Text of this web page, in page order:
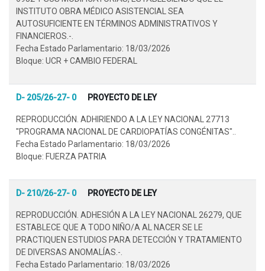
INSTITUTO OBRA MÉDICO ASISTENCIAL SEA
AUTOSUFICIENTE EN TÉRMINOS ADMINISTRATIVOS Y
FINANCIEROS.-.
Fecha Estado Parlamentario: 18/03/2026
Bloque: UCR + CAMBIO FEDERAL
D- 205/26-27- 0 PROYECTO DE LEY
REPRODUCCIÓN. ADHIRIENDO A LA LEY NACIONAL 27713
"PROGRAMA NACIONAL DE CARDIOPATÍAS CONGÉNITAS"..
Fecha Estado Parlamentario: 18/03/2026
Bloque: FUERZA PATRIA
D- 210/26-27- 0 PROYECTO DE LEY
REPRODUCCIÓN. ADHESIÓN A LA LEY NACIONAL 26279, QUE
ESTABLECE QUE A TODO NIÑO/A AL NACER SE LE
PRACTIQUEN ESTUDIOS PARA DETECCIÓN Y TRATAMIENTO
DE DIVERSAS ANOMALÍAS.-.
Fecha Estado Parlamentario: 18/03/2026